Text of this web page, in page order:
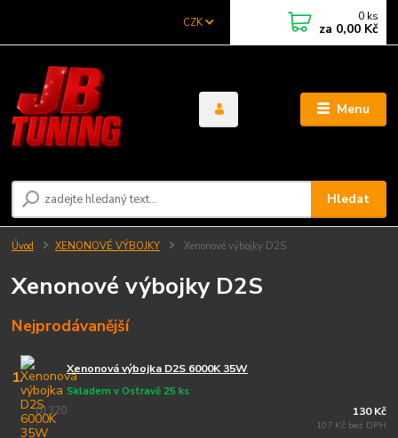
Menu
CZK
Hledat
0 ks
za 0,00 Kč
Úvod XENONOVÉ VÝBOJKY Xenonové výbojky D2S
Xenonové výbojky D2S
Nejprodávanější
1. Xenonová výbojka D2S 6000K 35W
01320
Skladem v Ostravě 25 ks
130 Kč
107 Kč bez DPH